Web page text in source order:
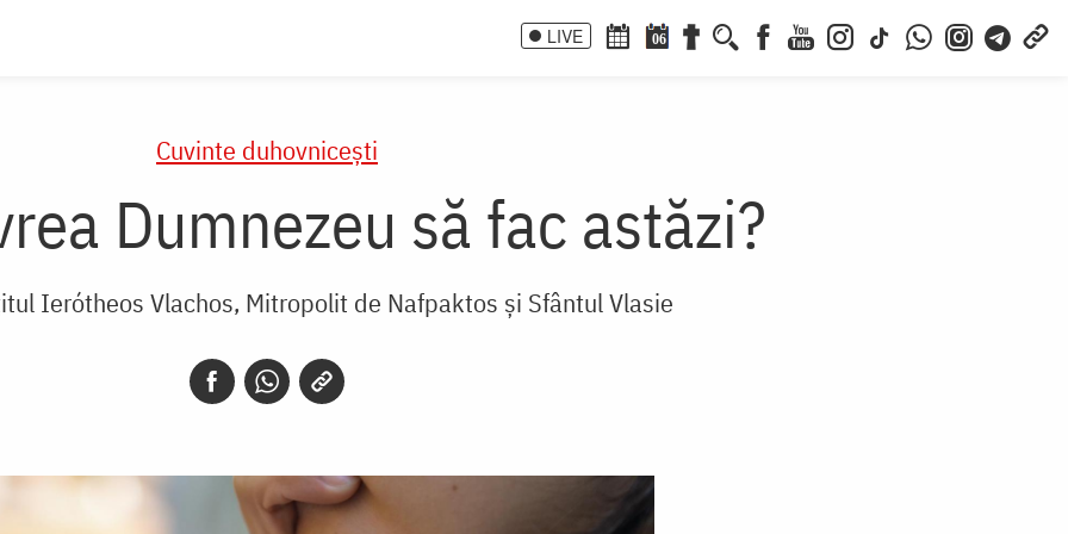
LIVE 06
Cuvinte duhovnicești
Dumnezeu să fac astăzi?
Ierótheos Vlachos, Mitropolit de Nafpaktos și Sfântul Vlasie